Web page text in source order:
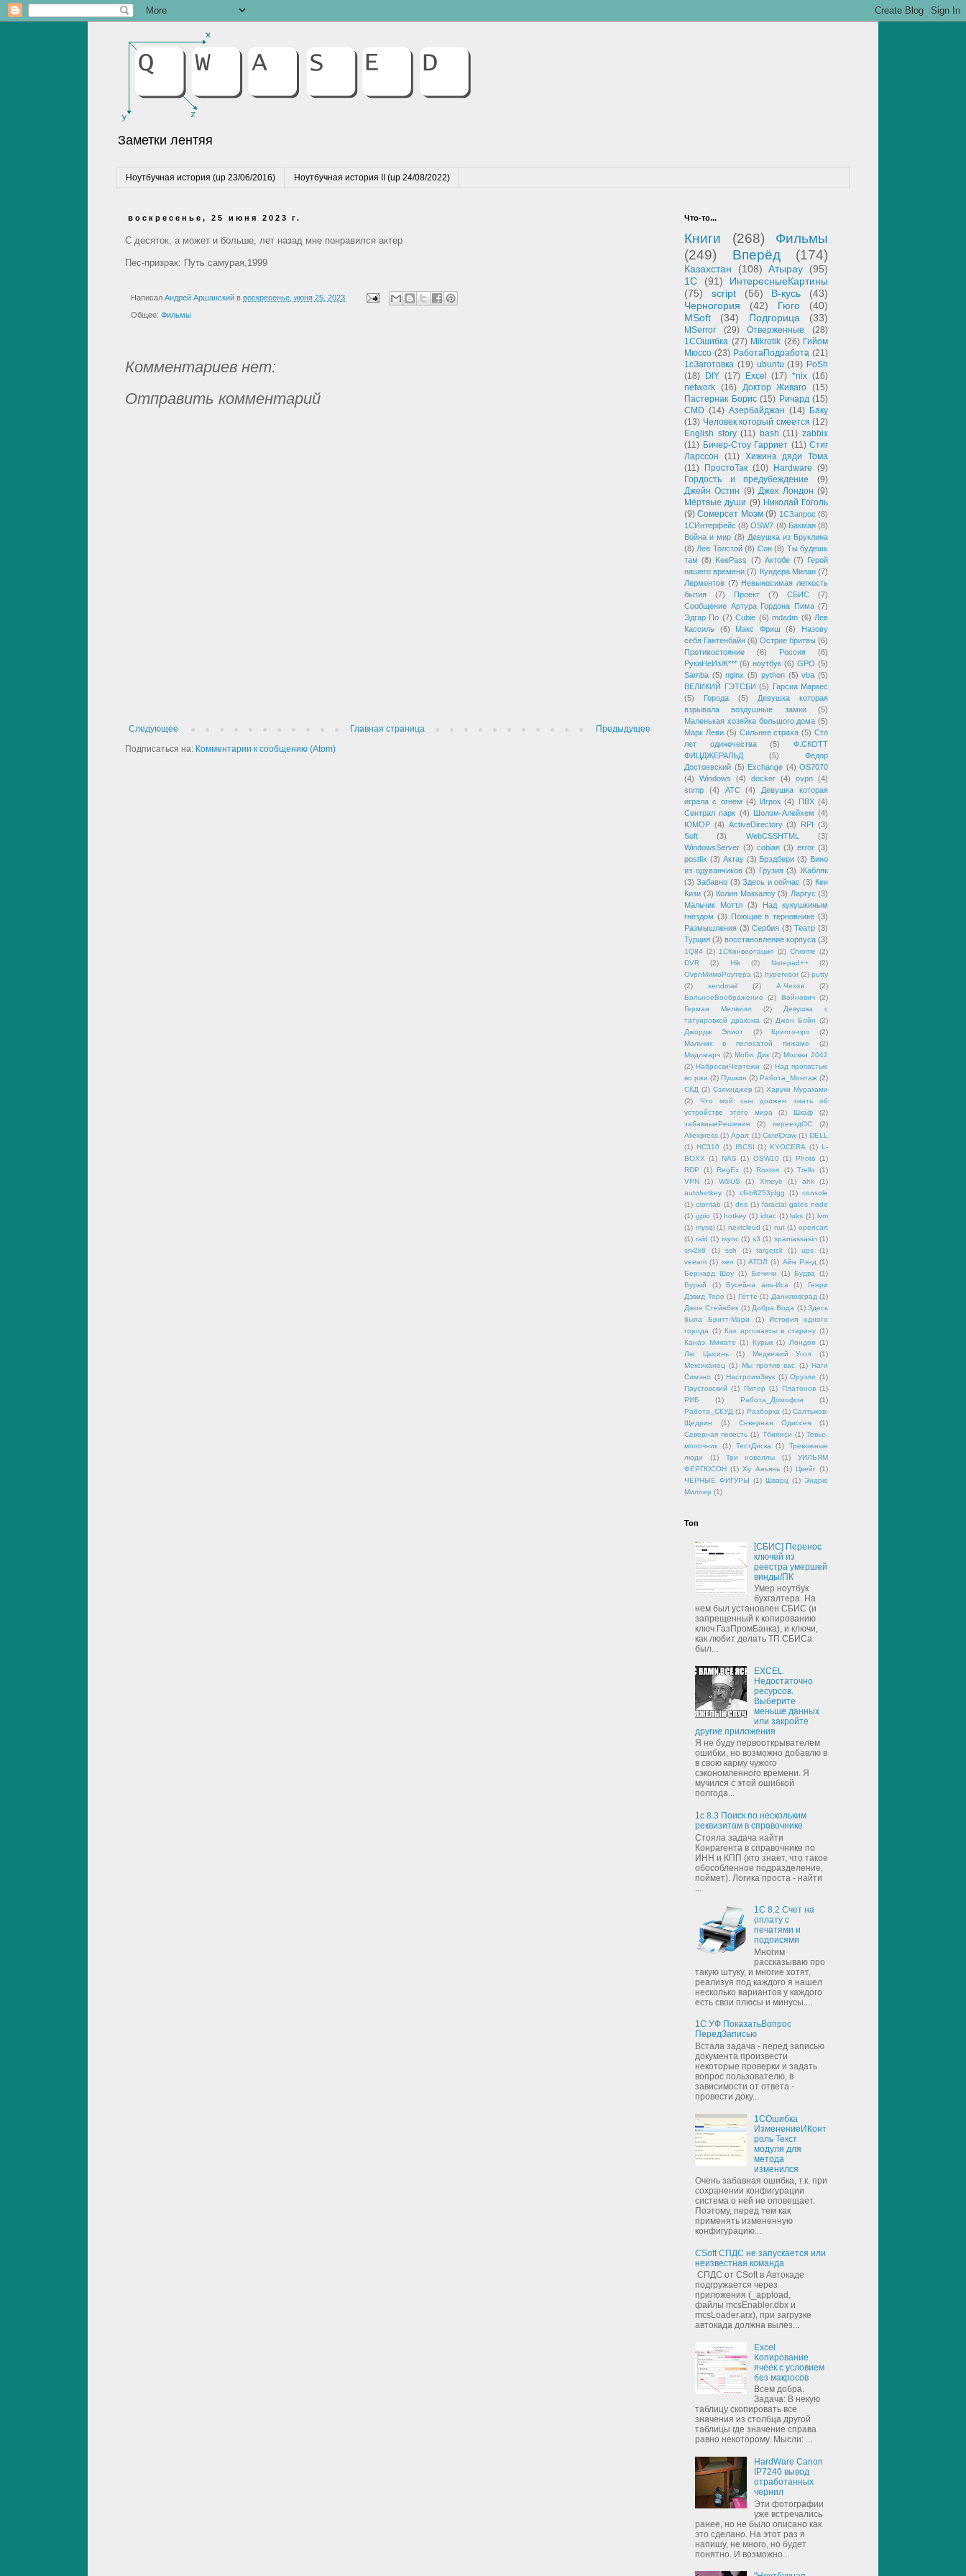
Заметки лентяя
Ноутбучная история (up 23/06/2016) Ноутбучная история II (up 24/08/2022)
воскресенье, 25 июня 2023 г.
С десяток, а может и больше, лет назад мне понравился актер
Пес-призрак: Путь самурая,1999
Написал Андрей Аршанский в воскресенье, июня 25, 2023
Общее: Фильмы
Комментариев нет:
Отправить комментарий
Следующее Предыдущее
Главная страница
Подписаться на: Комментарии к сообщению (Atom)
Что-то...
Книги (268)
Фильмы
(249)
Вперёд (174)
Казахстан (108) Атырау
(95)
1С
(91)
ИнтересныеКартины
(75)
script (56) В-кусь
(43)
Черногория
(42) Гюго
(40)
MSoft
(34) Подгорица (33)
MSerror (29) Отверженные
(28)
1СОшибка (27) Mikrotik (26) Гийом
Мюссо (23) РаботаПодработа (21)
1сЗаготовка (19) ubuntu (19) PoSh
(18)
DIY (17) Excel (17) *nix (16)
network (16) Доктор Живаго (15)
Пастернак Борис (15) Ричард (15)
CMD (14) Азербайджан (14) Баку
(13) Человек который смеется (12)
English story (11) bash (11) zabbix
(11) Бичер-Стоу Гарриет (11) Стиг
Ларссон
(11) Хижина дяди Тома
(11)
ПростоТак (10) Hardware (9)
Гордость и предубеждение
(9)
Джейн Остин (9) Джек Лондон (9)
Мёртвые души (9) Николай Гоголь
(9) Сомерсет Моэм (9) 1СЗапрос (8)
1СИнтерфейс (8) OSW7 (8) Бакман (8)
Война и мир (8) Девушка из Бруклина
(8) Лев Толстой (8) Сон (8) Ты будешь
там (8) KeePass (7) Актобе (7)
Герой
нашего времени (7) Кундера Милан (7)
Лермонтов (7) Невыносимая легкость
бытия
(7) Проект (7) СБИС
(7)
Сообщение Артура Гордона Пима (7)
Эдгар По (7) Cubie (6) mdadm (6) Лев
Кассиль
(6) Макс Фриш (6)
Назову
себя Гантенбайн (6) Острие бритвы (6)
Противостояние
(6) Россия
(6)
РукиНеИзЖ*** (6) ноутбук (6) GPO (5)
Samba (5) nginx (5) python (5) vba (5)
ВЕЛИКИЙ ГЭТСБИ (5)
Гарсиа Маркес
(5)
Города (5)
Девушка которая
взрывала воздушные замки
(5)
Маленькая хозяйка большого дома (5)
Марк Леви (5) Сильнее страха (5) Сто
лет одиночества
(5)
Ф.СКОТТ
ФИЦДЖЕРАЛЬД
(5)
Федор
Достоевский (5) Exchange (4) OS7070
(4)
Windows (4) docker (4) ovpn (4)
snmp
(4) АТС (4)
Девушка которая
играла с огнем (4) Игрок (4) ПВХ (4)
Сентрал парк (4) Шолом-Алейхем (4)
ЮМОР (4) ActiveDirectory (3) RPI
(3)
Soft
(3) WebCSSHTML
(3)
WindowsServer (3) cobian (3) error (3)
postfix (3) Актау (3) Брэдбери (3) Вино
из одуванчиков (3) Грузия (3) Жабляк
(3) Забавно (3) Здесь и сейчас (3) Кен
Кизи (3) Колин Маккалоу (3) Ларгус (3)
Мальчик Моттл (3)
Над кукушкиным
гнездом (3) Поющие в терновнике (3)
Размышления (3) Сербия (3) Театр (3)
Турция (3) восстановление корпуса (3)
1Q84 (2) 1СКонвертация (2) Chrome (2)
DVR
(2) Hik (2) Notepad++
(2)
OvpnМимоРоутера (2) hypervisor (2) putty
(2)
sendmail (2) А.Чехов
(2)
БольноеВоображение
(2) Войнович (2)
Герман Мелвилл
(2)
Девушка с
татуировкой дракона (2) Джон Бойн (2)
Джордж Элиот
(2) Крипто-про
(2)
Мальчик в полосатой пижаме
(2)
Мидлмарч (2) Моби Дик (2) Москва 2042
(2) НаброскиЧертежи (2) Над пропастью
во ржи (2) Пушкин (2) Работа_Монтаж (2)
СКД (2) Сэлинджер (2) Харуки Мураками
(2)
Что мой сын должен знать об
устройстве этого мира
(2) Шкаф
(2)
забавныеРешения
(2) переездОС
(2)
Aliexpress (1) Apart (1) CorelDraw (1) DELL
(1) HC310 (1) ISCSI (1) KYOCERA (1) L-
BOXX (1) NAS (1) OSW10 (1) Photo (1)
RDP
(1) RegEx (1) Roxton (1) Trello
(1)
VPN
(1) WSUS (1) Xmeye (1) ahk
(1)
autohotkey (1) cfi-b8253jdgg (1) console
(1) crontab (1) dns (1) faractal gates node
(1) gpio (1) hotkey (1) idrac (1) luks (1) lvm
(1) mysql (1) nextcloud (1) nut (1) opencart
(1) raid (1) rsync (1) s3 (1) spamassasin (1)
srv2k8
(1) ssh (1) targetcli (1) ups
(1)
veeam (1) xen (1) АТОЛ (1) Айн Рэнд (1)
Бернард Шоу (1) Бечичи (1) Будва (1)
Бурый
(1) Бусейна аль-Иса (1)
Генри
Дэвид Торо (1) Гётте (1) Даниловград (1)
Джон Стейнбек (1) Добра Вода (1) Здесь
была Бритт-Мари
(1)
История одного
города (1) Как аргонавты в старину (1)
Канаэ Минато (1) Курык (1) Лондон (1)
Лю Цысинь
(1) Медвежий Угол
(1)
Мексиканец (1) Мы против вас (1) Наги
Симэно (1) НастроимЗвук (1) Оруэлл (1)
Паустовский (1) Питер (1) Платонов (1)
РИБ
(1) Работа_Домофон
(1)
Работа_СКУД (1) Разборка (1) Салтыков-
Щедрин
(1) Северная Одиссея
(1)
Северная повесть (1) Тбилиси (1) Тевье-
молочник
(1) ТестДиска (1)
Тревожные
люди
(1) Три новеллы (1)
УИЛЬЯМ
ФЕРГЮСОН (1) Ху Аньянь (1) Цвейг (1)
ЧЕРНЫЕ ФИГУРЫ
(1) Шварц (1) Эндрю
Миллер (1)
Топ
[СБИС] Перенос
ключей из
реестра умершей
винды/ПК
Умер ноутбук
бухгалтера. На
нем был установлен СБИС (и
запрещенный к копированию
ключ ГазПромБанка), и ключи,
как любит делать ТП СБИСа
был...
EXCEL
Недостаточно
ресурсов.
Выберите
меньше данных
или закройте
другие приложения
Я не буду первооткрывателем
ошибки, но возможно добавлю в
в свою карму чужого
сэкономленного времени. Я
мучился с этой ошибкой
полгода...
1с 8.3 Поиск по нескольким
реквизитам в справочнике
Стояла задача найти
Конрагента в справочнике по
ИНН и КПП (кто знает, что такое
обособленное подразделение,
поймет). Логика проста - найти
1С 8.2 Счет на
оплату с
печатями и
подписями
Многим
рассказываю про
такую штуку, и многие хотят,
реализуя под каждого я нашел
несколько вариантов у каждого
есть свои плюсы и минусы....
1С УФ ПоказатьВопрос
ПередЗаписью
Встала задача - перед записью
документа произвести
некоторые проверки и задать
вопрос пользователю, в
зависимости от ответа -
провести доку...
1СОшибка
ИзменениеИКонт
роль Текст
модуля для
метода
изменился
Очень забавная ошибка, т.к. при
сохранении конфигурации
система о ней не оповещает.
Поэтому, перед тем как
применять измененную
конфигурацию...
CSoft СПДС не запускается или
неизвестная команда
СПДС от CSoft в Автокаде
подгружается через
приложения (_appload,
файлы mcsEnabler.dbx и
mcsLoader.arx), при загрузке
автокада должна вылез...
Excel
Копирование
ячеек с условием
без макросов
Всем добра.
Задача: В некую
таблицу скопировать все
значения из столбца другой
таблицы где значение справа
равно некоторому. Мысли: ...
HardWare Canon
IP7240 вывод
отработанных
чернил
Эти фотографии
уже встречались
ранее, но не было описано как
это сделано. На этот раз я
напишу, не много, но будет
понятно. И возможно...